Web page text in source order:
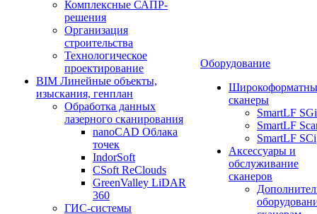
Комплексные САПР-
решения
Организация
строительства
Технологическое
проектирование
BIM Линейные объекты,
изыскания, генплан
Обработка данных
лазерного сканирования
nanoCAD Облака
точек
IndorSoft
CSoft ReClouds
GreenValley LiDAR
360
ГИС-системы
Оборудование
сканеры
SmartLF SGi
SmartLF
SmartLF SCi
Аксессуары и
обслуживание
сканеров